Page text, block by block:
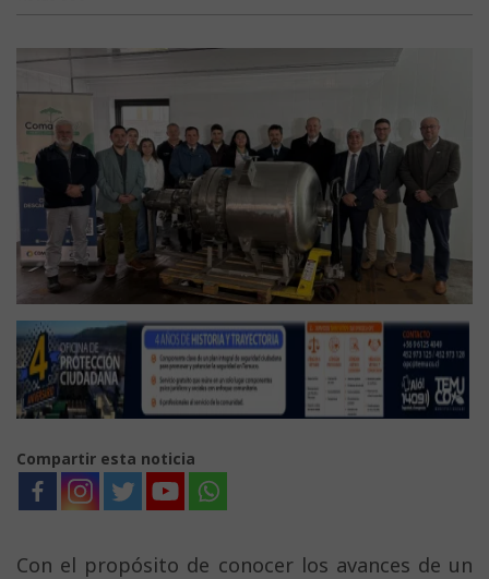
Compartir esta noticia
Con el propósito de conocer los avances de un